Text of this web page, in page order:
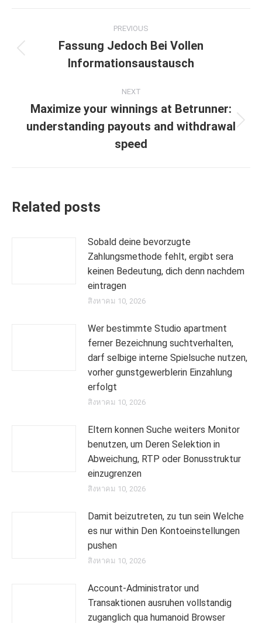
navigation
PREVIOUS
post:
Fassung Jedoch Bei Vollen
Informationsaustausch
NEXT
Next
post:
Maximize your winnings at Betrunner:
understanding payouts and withdrawal
speed
Related posts
Sobald deine bevorzugte
Zahlungsmethode fehlt, ergibt sera
keinen Bedeutung, dich denn nachdem
eintragen
สิงหาคม 10, 2026
Wer bestimmte Studio apartment
ferner Bezeichnung suchtverhalten,
darf selbige interne Spielsuche nutzen,
vorher gunstgewerblerin Einzahlung
erfolgt
สิงหาคม 10, 2026
Eltern konnen Suche weiters Monitor
benutzen, um Deren Selektion in
Abweichung, RTP oder Bonusstruktur
einzugrenzen
สิงหาคม 10, 2026
Damit beizutreten, zu tun sein Welche
es nur within Den Kontoeinstellungen
pushen
สิงหาคม 10, 2026
Account-Administrator und
Transaktionen ausruhen vollstandig
zuganglich qua humanoid Browser